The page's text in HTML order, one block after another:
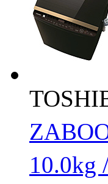
10.0kg